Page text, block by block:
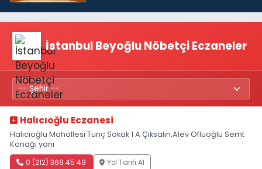
İstanbul Beyoğlu Nöbetçi Eczaneler
Halıcıoğlu Eczanesi
Halıcıoğlu Mahallesi Tunç Sokak 1 A Çıksalın,Alev Ofluoğlu Semt
Konağı yanı
0 (212) 369 45 49 Yol Tarifi Al